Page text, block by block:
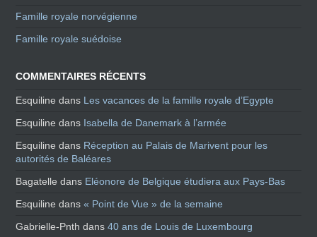
Famille royale norvégienne
Famille royale suédoise
COMMENTAIRES RÉCENTS
Esquiline dans Les vacances de la famille royale d’Egypte
Esquiline dans Isabella de Danemark à l’armée
Esquiline dans Réception au Palais de Marivent pour les
autorités de Baléares
Bagatelle dans Eléonore de Belgique étudiera aux Pays-Bas
Esquiline dans« Point de Vue » de la semaine
Gabrielle-Pnth dans40 ans de Louis de Luxembourg